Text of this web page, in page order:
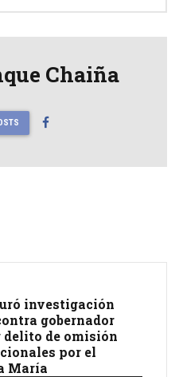
Chaiña
investigación
gobernador
delito de omisión
por el
María